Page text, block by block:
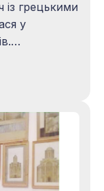
із грецькими
у
з
щедро